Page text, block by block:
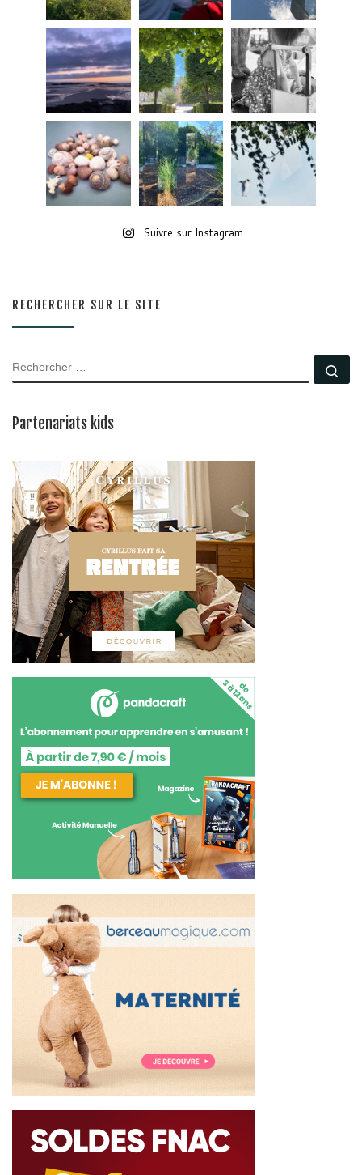
Suivre sur Instagram
RECHERCHER SUR LE SITE
RECHERCHER
Partenariats kids